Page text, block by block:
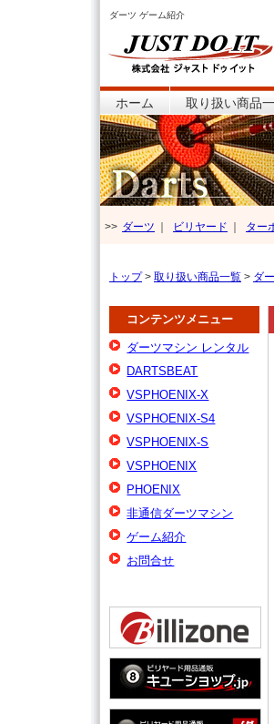
ダーツ ゲーム紹介
ホーム 取り扱い商品
>> ダーツ ビリヤード ター
トップ> 取り扱い商品一覧 > ダ
コンテンツメニュー
ダーツマシン レンタル
DARTSBEAT
VSPHOENIX-X
VSPHOENIX-S4
VSPHOENIX-S
VSPHOENIX
PHOENIX
非通信ダーツマシン
ゲーム紹介
お問合せ